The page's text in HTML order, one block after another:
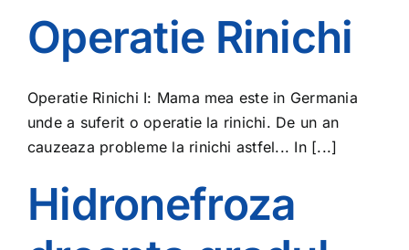
Operatie Rinichi
Operatie Rinichi I: Mama mea este in Germania
unde a suferit o operatie la rinichi. De un an
cauzeaza probleme la rinichi astfel... In [...]
Hidronefroza